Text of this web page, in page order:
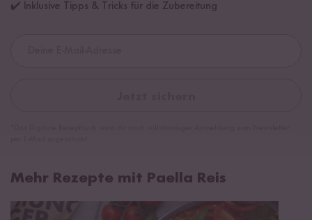
✔️ Inklusive Tipps & Tricks für die Zubereitung
Mehr Rezepte mit Paella Reis